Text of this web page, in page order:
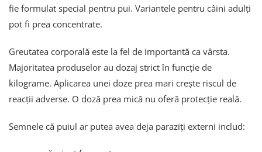
fie formulat special pentru pui. Variantele pentru câini adulți
pot fi prea concentrate.
Greutatea corporală este la fel de importantă ca vârsta.
Majoritatea produselor au dozaj strict în funcție de
kilograme. Aplicarea unei doze prea mari crește riscul de
reacții adverse. O doză prea mică nu oferă protecție reală.
Semnele că puiul ar putea avea deja paraziți externi includ: